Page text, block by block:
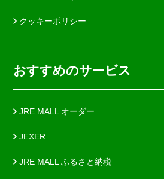
クッキーポリシー
おすすめのサービス
JRE MALL オーダー
JEXER
JRE MALL ふるさと納税